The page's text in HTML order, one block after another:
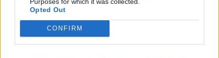
Opted Out
CONFIRM